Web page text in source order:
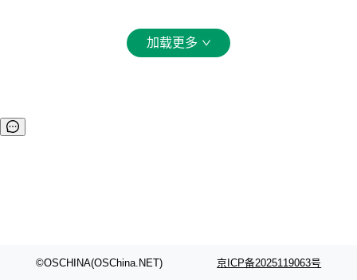
参观联想总部未来中心，就openKylin与联想开天AIPC融合解
决方案进行深入交流，明确未来共同发展方向。 议程二 常务
加载更多
©OSCHINA(OSChina.NET) 京ICP备2025119063号